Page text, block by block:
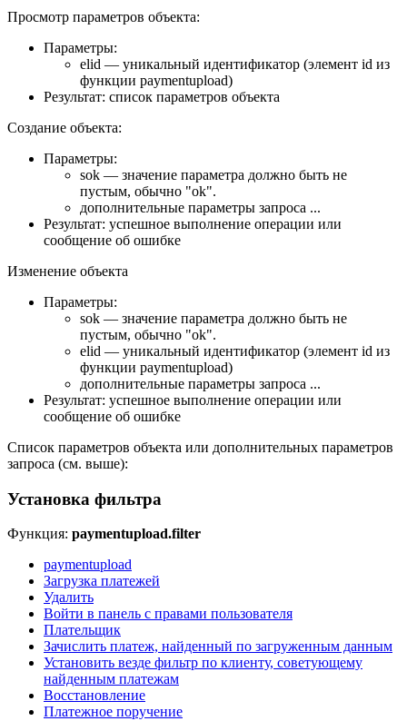
Просмотр параметров объекта:
Параметры:
elid — уникальный идентификатор (элемент id из
функции paymentupload)
Результат: список параметров объекта
Создание объекта:
Параметры:
sok — значение параметра должно быть не
пустым, обычно "ok".
дополнительные параметры запроса ...
Результат: успешное выполнение операции или
сообщение об ошибке
Изменение объекта
Параметры:
sok — значение параметра должно быть не
пустым, обычно "ok".
elid — уникальный идентификатор (элемент id из
функции paymentupload)
дополнительные параметры запроса ...
Результат: успешное выполнение операции или
сообщение об ошибке
Список параметров объекта или дополнительных параметров
запроса (см. выше):
Установка фильтра
Функция: paymentupload.filter
paymentupload
Загрузка платежей
Удалить
Войти в панель с правами пользователя
Плательщик
Зачислить платеж, найденный по загруженным данным
Установить везде фильтр по клиенту, советующему
найденным платежам
Восстановление
Платежное поручение